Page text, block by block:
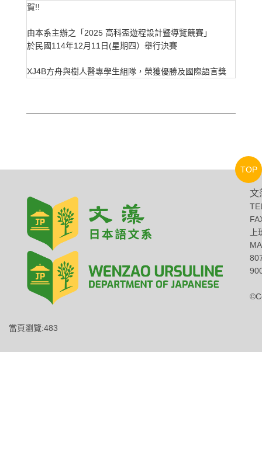
賀!!
由本系主辦之「2025 高科盃遊程設計暨導覽競賽」
於民國114年12月11日(星期四）舉行決賽
XJ4B方舟與樹人醫專學生組隊，榮獲優勝及國際語言獎
文
當頁瀏覽:483
TOP